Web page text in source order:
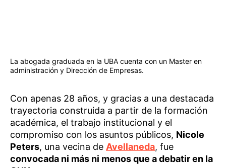
La abogada graduada en la UBA cuenta con un Master en
administración y Dirección de Empresas.
Con apenas 28 años, y gracias a una destacada
trayectoria construida a partir de la formación
académica, el trabajo institucional y el
compromiso con los asuntos públicos, Nicole
Peters, una vecina de Avellaneda, fue
convocada ni más ni menos que a debatir en la